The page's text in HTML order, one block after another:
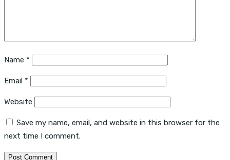
Name *
Email *
Website
Save my name, email, and website in this browser for the
next time I comment.